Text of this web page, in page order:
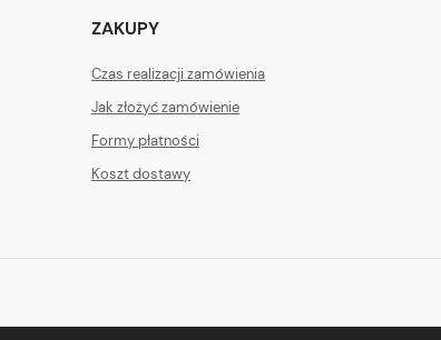
ZAKUPY
Czas realizacji zamówienia
Jak złożyć zamówienie
Formy płatności
Koszt dostawy